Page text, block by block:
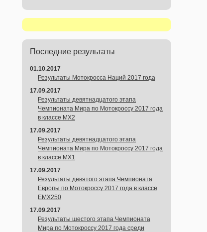
Последние результаты
01.10.2017
Результаты Мотокросса Наций 2017 года
17.09.2017
Результаты девятнадцатого этапа
Чемпионата Мира по Мотокроссу 2017 года
в классе MX2
17.09.2017
Результаты девятнадцатого этапа
Чемпионата Мира по Мотокроссу 2017 года
в классе MX1
17.09.2017
Результаты девятого этапа Чемпионата
Европы по Мотокроссу 2017 года в классе
EMX250
17.09.2017
Результаты шестого этапа Чемпионата
Мира по Мотокроссу 2017 года среди